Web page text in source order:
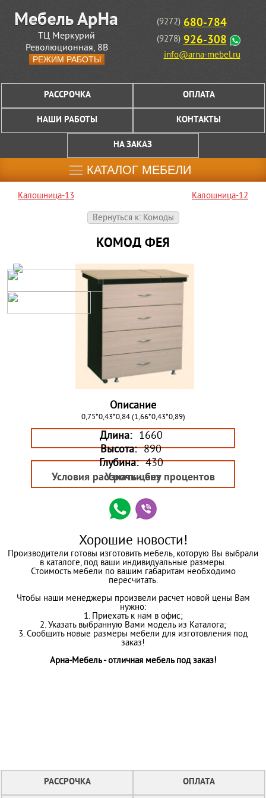
ТЦ Меркурий
Революционная, 8В
РЕЖИМ РАБОТЫ
(9272) 680-784
(9278) 926-308
info@arna-mebel.ru
РАССРОЧКА ОПЛАТА
НАШИ РАБОТЫ КОНТАКТЫ
НА ЗАКАЗ
КАТАЛОГ МЕБЕЛИ
Калошница-13
Калошница-12
Вернуться к: Комоды
КОМОД ФЕЯ
Описание
0,75*0,43*0,84 (1,66*0,43*0,89)
Длина: 1660
Высота: 890
Глубина: 430
Узнать цену
Условия рассрочки без процентов
Хорошие новости!
Производители готовы изготовить мебель, которую Вы выбрали
в каталоге, под ваши индивидуальные размеры.
Стоимость мебели по вашим габаритам необходимо
пересчитать.
Чтобы наши менеджеры произвели расчет новой цены Вам
нужно:
1. Приехать к нам в офис;
2. Указать выбранную Вами модель из Каталога;
3. Сообщить новые размеры мебели для изготовления под
заказ!
Арна-Мебель - отличная мебель под заказ!
РАССРОЧКА ОПЛАТА